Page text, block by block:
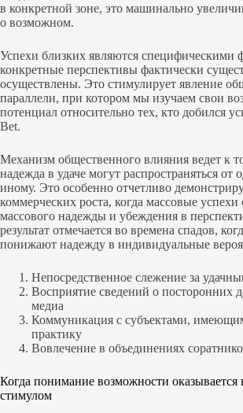
в конкретной зоне, это машинально
о возможном.
Успехи близких являются специфическими
конкретные перспективы фактически
осуществлены. Это стимулирует явление
параллели, при котором мы изучаем свои
потенциал относительно тех, кто добился
Bet.
Механизм общественного влияния ведет к
надежда в удаче могут распространяться от
иному. Это особенно отчетливо
коммерческих роста, когда массовые
массового надежды и убеждения в
результат отмечается во времена спадов,
понижают надежду в индивидуальные
Непосредственное слежение за
Восприятие сведений о посторонних
медиа
Коммуникация с субъектами,
практику
Вовлечение в объединениях
Когда понимание возможности
стимулом